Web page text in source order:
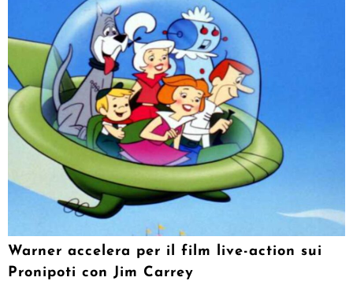
Warner accelera per il film live-action sui
Pronipoti con Jim Carrey